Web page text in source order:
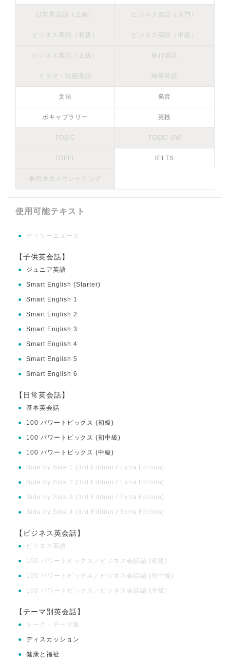
日常英会話（上級） ビジネス英語（入門）
ビジネス英語（初級） ビジネス英語（中級）
ビジネス英語（上級） 旅行英語
ドラマ・映画英語 時事英語
文法 発音
ボキャブラリー 英検
TOEIC TOEIC SW
TOEFL IELTS
学習方法カウンセリング
使用可能テキスト
● デイリーニュース
【子供英会話】
● ジュニア英語
● Smart English (Starter)
● Smart English 1
● Smart English 2
● Smart English 3
● Smart English 4
● Smart English 5
● Smart English 6
【日常英会話】
● 基本英会話
● 100 パワートピックス (初級)
● 100 パワートピックス (初中級)
● 100 パワートピックス (中級)
● Side by Side 1 (3rd Edition / Extra Edition)
● Side by Side 2 (3rd Edition / Extra Edition)
● Side by Side 3 (3rd Edition / Extra Edition)
● Side by Side 4 (3rd Edition / Extra Edition)
【ビジネス英会話】
● ビジネス英語
● 100 パワートピックス／ビジネス会話編 (初級)
● 100 パワートピックス／ビジネス会話編 (初中級)
● 100 パワートピックス／ビジネス会話編 (中級)
【テーマ別英会話】
● トーク・テーマ集
● ディスカッション
● 健康と福祉